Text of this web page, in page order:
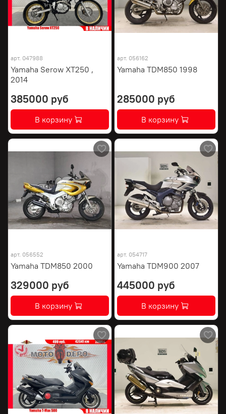
арт. 047988
Yamaha Serow XT250 ,
2014
385000 руб
В корзину
арт. 056162
Yamaha TDM850 1998
285000 руб
В корзину
арт. 056552
Yamaha TDM850 2000
329000 руб
В корзину
арт. 054717
Yamaha TDM900 2007
445000 руб
В корзину